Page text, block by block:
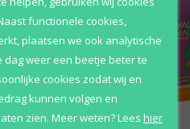
functionele cookies,
plaatsen we ook analytische
dag weer een beetje beter te
cookies zodat wij en
kunnen volgen en
zien. Meer weten?Lees hier